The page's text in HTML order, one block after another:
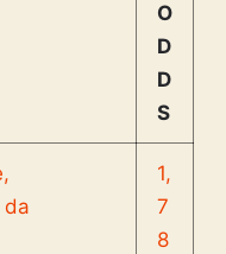
O
D
D
S
1,
7
8